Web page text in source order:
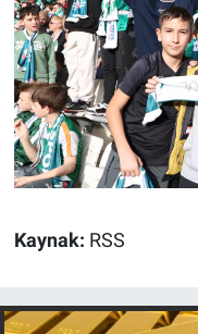
Kaynak: RSS